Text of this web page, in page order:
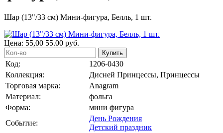
Шар (13"/33 см) Мини-фигура, Белль, 1 шт.
Цена: 55,00 55.00 руб.
Купить
Код:
1206-0430
Коллекция:
Дисней Принцессы, Принцессы
Торговая марка:
Anagram
Материал:
фольга
Форма:
мини фигура
Событие:
День Рождения
Детский праздник